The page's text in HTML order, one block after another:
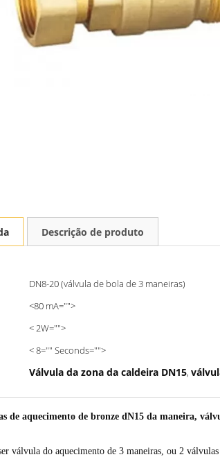
Descrição de produto
DN8-20 (válvula de bola de 3 maneiras)
<80 mA="">
< 2W="">
< 8="" Seconds="">
Válvula da zona da caldeira DN15,
de aquecimento de bronze dN15 da maneira,
válvula do aquecimento de 3 maneiras, ou 2